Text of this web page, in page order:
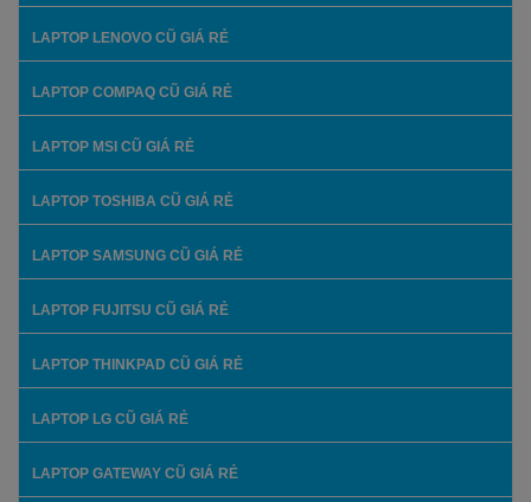
LAPTOP LENOVO CŨ GIÁ RẺ
LAPTOP COMPAQ CŨ GIÁ RẺ
LAPTOP MSI CŨ GIÁ RẺ
LAPTOP TOSHIBA CŨ GIÁ RẺ
LAPTOP SAMSUNG CŨ GIÁ RẺ
LAPTOP FUJITSU CŨ GIÁ RẺ
LAPTOP THINKPAD CŨ GIÁ RẺ
LAPTOP LG CŨ GIÁ RẺ
LAPTOP GATEWAY CŨ GIÁ RẺ